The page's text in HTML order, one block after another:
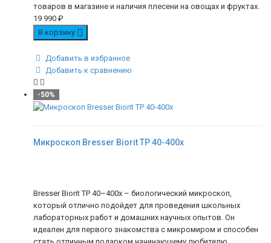
товаров в магазине и наличия плесени на овощах и фруктах.
19 990 ₽
В корзину
Добавить в избранное
Добавить к сравнению
-50%
Микроскоп Bresser Biorit TP 40-400x
Bresser Biorit TP 40–400x – биологический микроскоп,
который отлично подойдет для проведения школьных
лабораторных работ и домашних научных опытов. Он
идеален для первого знакомства с микромиром и способен